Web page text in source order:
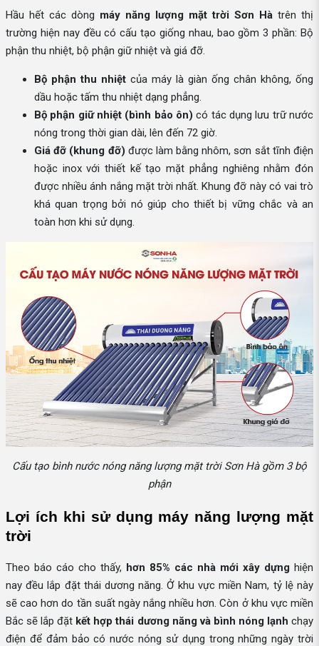
Hầu hết các dòng máy năng lượng mặt trời Sơn Hà trên thị
trường hiện nay đều có cấu tạo giống nhau, bao gồm 3 phần: Bộ
phận thu nhiệt, bộ phận giữ nhiệt và giá đỡ.
Bộ phận thu nhiệt của máy là giàn ống chân không, ống
dầu hoặc tấm thu nhiệt dạng phẳng.
Bộ phận giữ nhiệt (bình bảo ôn) có tác dụng lưu trữ nước
nóng trong thời gian dài, lên đến 72 giờ.
Giá đỡ (khung đỡ) được làm bằng nhôm, sơn sắt tĩnh điện
hoặc inox với thiết kế tạo mặt phẳng nghiêng nhằm đón
được nhiều ánh nắng mặt trời nhất. Khung đỡ này có vai trò
khá quan trọng bởi nó giúp cho thiết bị vững chắc và an
toàn hơn khi sử dụng.
Cấu tạo bình nước nóng năng lượng mặt trời Sơn Hà gồm 3 bộ
phận
Lợi ích khi sử dụng máy năng lượng mặt
trời
Theo báo cáo cho thấy, hơn 85% các nhà mới xây dựng hiện
nay đều lắp đặt thái dương năng. Ở khu vực miền Nam, tỷ lệ này
sẽ cao hơn do tần suất ngày nắng nhiều hơn. Còn ở khu vực miền
Bắc sẽ lắp đặt kết hợp thái dương năng và bình nóng lạnh chạy
điện để đảm bảo có nước nóng sử dụng trong những ngày trời